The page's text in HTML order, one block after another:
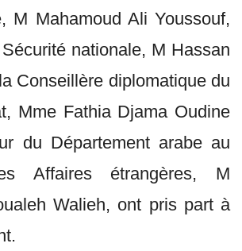
M Mahamoud Ali Youssouf,
nationale, M Hassan
Conseillère diplomatique du
Mme Fathia Djama Oudine
du Département arabe au
Affaires étrangères, M
Walieh, ont pris part à